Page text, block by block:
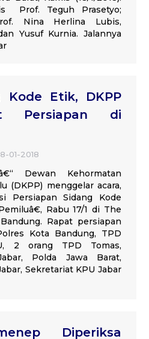
Prof. Teguh Prasetyo;
Nina Herlina Lubis,
Yusuf Kurnia. Jalannya
Kode Etik, DKPP
Persiapan di
01-2018
Dewan Kehormatan
(DKPP) menggelar acara,
Persiapan Sidang Kode
Rabu 17/1 di The
Rapat persiapan
Kota Bandung, TPD
2 orang TPD Tomas,
Polda Jawa Barat,
Sekretariat KPU Jabar
Diperiksa